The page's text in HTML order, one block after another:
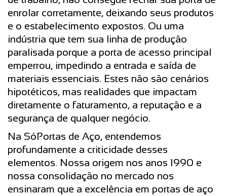
enrolar corretamente, deixando seus produtos
e o estabelecimento expostos. Ou uma
indústria que tem sua linha de produção
paralisada porque a porta de acesso principal
emperrou, impedindo a entrada e saída de
materiais essenciais. Estes não são cenários
hipotéticos, mas realidades que impactam
diretamente o faturamento, a reputação e a
segurança de qualquer negócio.
Na SóPortas de Aço, entendemos
profundamente a criticidade desses
elementos. Nossa origem nos anos 1990 e
nossa consolidação no mercado nos
ensinaram que a excelência em portas de aço